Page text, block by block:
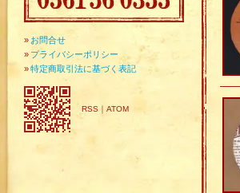
» お問合せ
» プライバシーポリシー
»特定商取引法に基づく表記
RSS ｜ ATOM